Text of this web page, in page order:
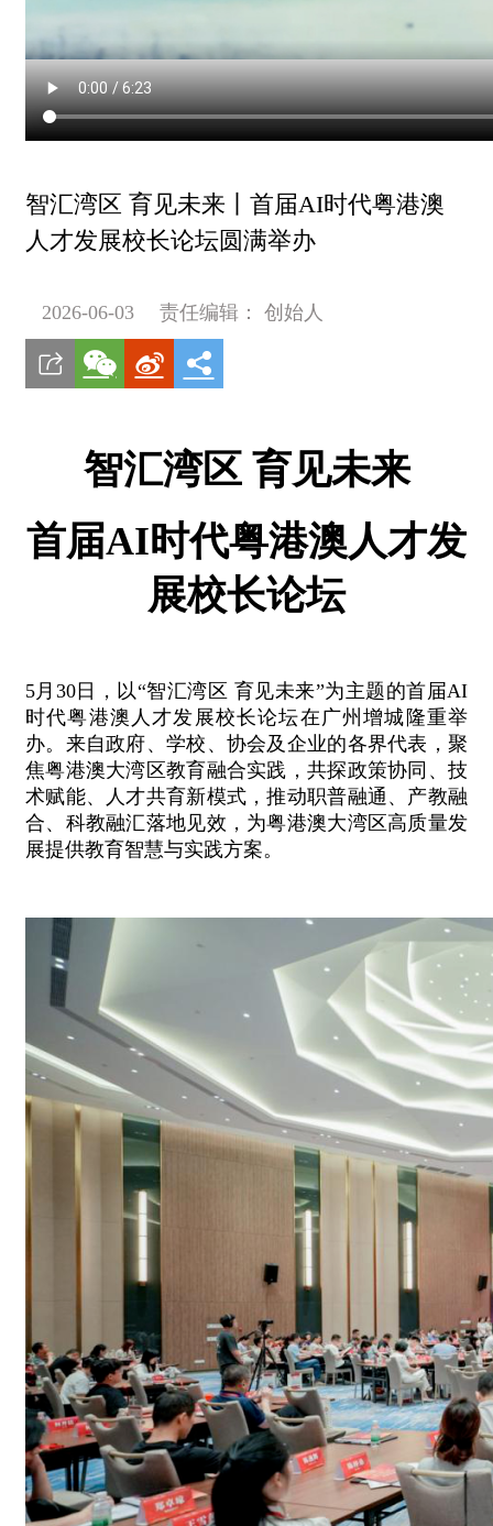
智汇湾区 育见未来丨首届AI时代粤港澳
人才发展校长论坛圆满举办
2026-06-03 责任编辑： 创始人
智汇湾区 育见未来
首届AI时代粤港澳人才发
展校长论坛
5月30日，以“智汇湾区 育见未来”为主题的首届AI
时代粤港澳人才发展校长论坛在广州增城隆重举
办。来自政府、学校、协会及企业的各界代表，聚
焦粤港澳大湾区教育融合实践，共探政策协同、技
术赋能、人才共育新模式，推动职普融通、产教融
合、科教融汇落地见效，为粤港澳大湾区高质量发
展提供教育智慧与实践方案。